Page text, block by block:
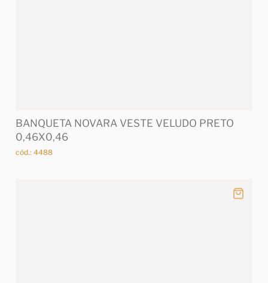
BANQUETA NOVARA VESTE VELUDO PRETO
0,46X0,46
cód.: 4488